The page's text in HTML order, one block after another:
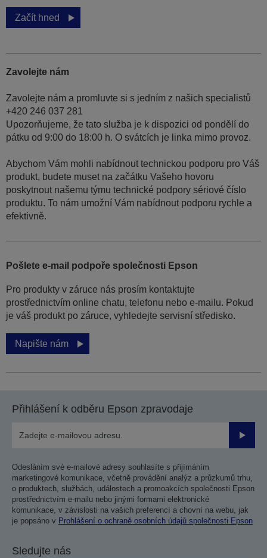
Začít hned
Zavolejte nám
Zavolejte nám a promluvte si s jedním z našich specialistů
+420 246 037 281
Upozorňujeme, že tato služba je k dispozici od pondělí do
pátku od 9:00 do 18:00 h. O svátcích je linka mimo provoz.
Abychom Vám mohli nabídnout technickou podporu pro Váš
produkt, budete muset na začátku Vašeho hovoru
poskytnout našemu týmu technické podpory sériové číslo
produktu. To nám umožní Vám nabídnout podporu rychle a
efektivně.
Pošlete e-mail podpoře společnosti Epson
Pro produkty v záruce nás prosím kontaktujte
prostřednictvím online chatu, telefonu nebo e-mailu. Pokud
je váš produkt po záruce, vyhledejte servisní středisko.
Napište nám
Přihlášení k odběru Epson zpravodaje
Odesláním své e-mailové adresy souhlasíte s přijímáním
marketingové komunikace, včetně provádění analýz a průzkumů trhu,
o produktech, službách, událostech a promoakcích společnosti Epson
prostřednictvím e-mailu nebo jinými formami elektronické
komunikace, v závislosti na vašich preferencí a chovní na webu, jak
je popsáno v Prohlášení o ochraně osobních údajů společnosti Epson
Sledujte nás